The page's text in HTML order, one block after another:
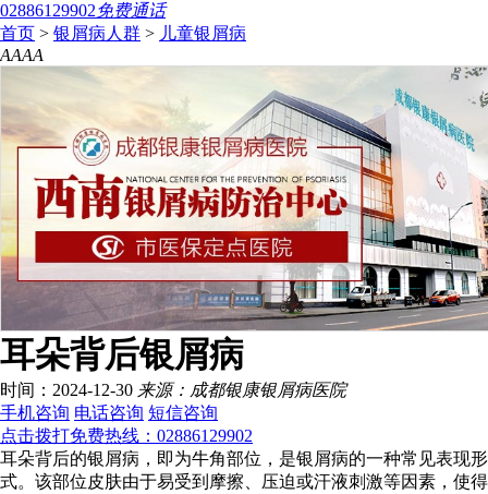
02886129902免费通话
首页 > 银屑病人群 > 儿童银屑病
AAAA
耳朵背后银屑病
时间：2024-12-30 来源：成都银康银屑病医院
手机咨询 电话咨询 短信咨询
点击拨打免费热线：02886129902
耳朵背后的银屑病，即为牛角部位，是银屑病的一种常见表现形
式。该部位皮肤由于易受到摩擦、压迫或汗液刺激等因素，使得